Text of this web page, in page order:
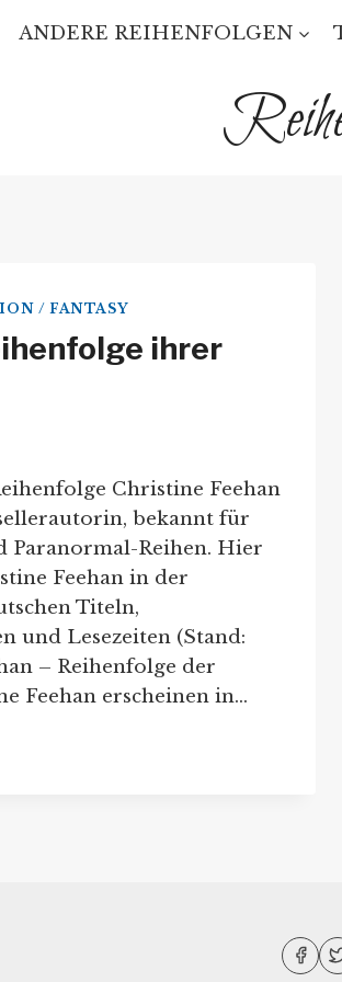
ANDERE REIHENFOLGEN
/ FANTASY
ihrer
Christine Feehan
bekannt für
Paranormal-Reihen. Hier
Feehan in der
Titeln,
und Lesezeiten (Stand:
– Reihenfolge der
Feehan erscheinen in…